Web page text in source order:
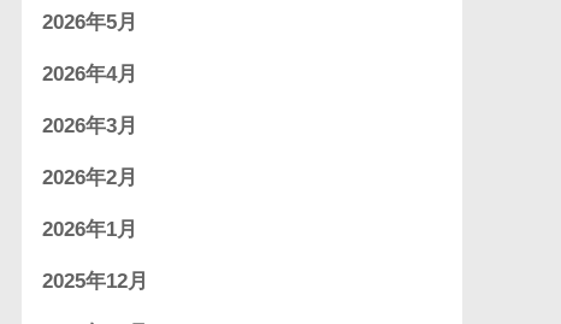
2026年5月
2026年4月
2026年3月
2026年2月
2026年1月
2025年12月